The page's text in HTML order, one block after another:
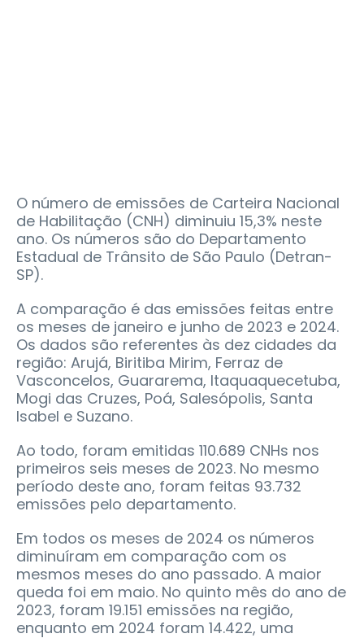
O número de emissões de Carteira Nacional
de Habilitação (CNH) diminuiu 15,3% neste
ano. Os números são do Departamento
Estadual de Trânsito de São Paulo (Detran-
SP).
A comparação é das emissões feitas entre
os meses de janeiro e junho de 2023 e 2024.
Os dados são referentes às dez cidades da
região: Arujá, Biritiba Mirim, Ferraz de
Vasconcelos, Guararema, Itaquaquecetuba,
Mogi das Cruzes, Poá, Salesópolis, Santa
Isabel e Suzano.
Ao todo, foram emitidas 110.689 CNHs nos
primeiros seis meses de 2023. No mesmo
período deste ano, foram feitas 93.732
emissões pelo departamento.
Em todos os meses de 2024 os números
diminuíram em comparação com os
mesmos meses do ano passado. A maior
queda foi em maio. No quinto mês do ano de
2023, foram 19.151 emissões na região,
enquanto em 2024 foram 14.422, uma